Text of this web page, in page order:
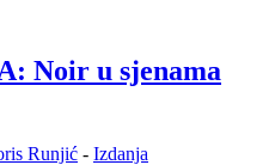
Noir u sjenama
Runjić - Izdanja